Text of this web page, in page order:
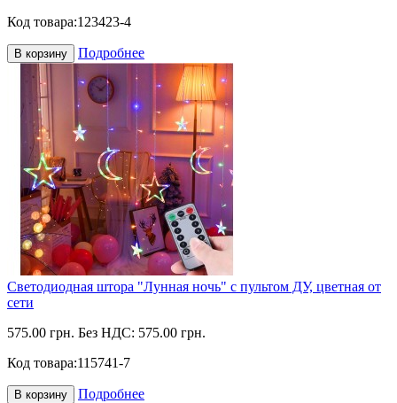
Код товара:123423-4
В корзину Подробнее
Светодиодная штора "Лунная ночь" с пультом ДУ, цветная от
сети
575.00 грн. Без НДС: 575.00 грн.
Код товара:115741-7
В корзину
Подробнее